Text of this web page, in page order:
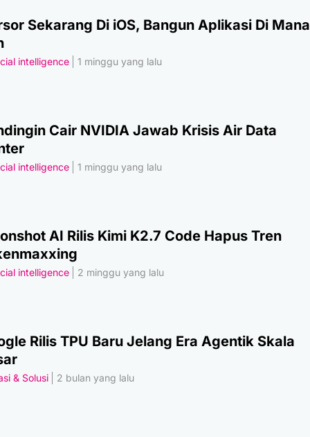
Sekarang Di iOS, Bangun Aplikasi Di Mana
intelligence 1 minggu yang lalu
Cair NVIDIA Jawab Krisis Air Data
intelligence 1 minggu yang lalu
AI Rilis Kimi K2.7 Code Hapus Tren
intelligence 2 minggu yang lalu
Rilis TPU Baru Jelang Era Agentik Skala
& Solusi 2 bulan yang lalu